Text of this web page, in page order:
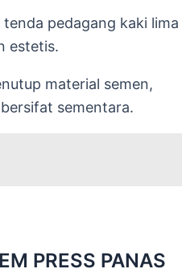
pedagang kaki lima
estetis.
material semen,
sementara.
PRESS PANAS